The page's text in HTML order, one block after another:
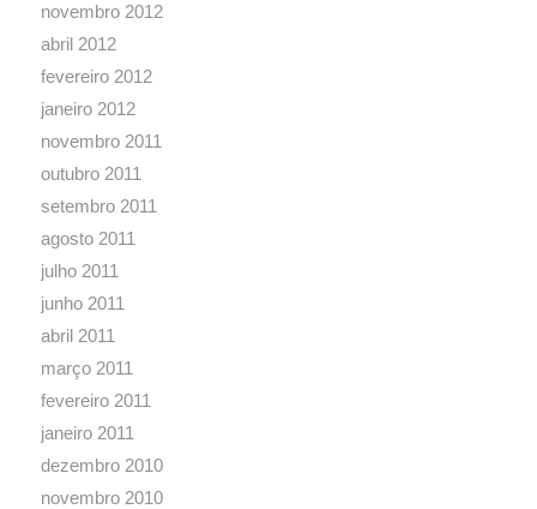
novembro 2012
abril 2012
fevereiro 2012
janeiro 2012
novembro 2011
outubro 2011
setembro 2011
agosto 2011
julho 2011
junho 2011
abril 2011
março 2011
fevereiro 2011
janeiro 2011
dezembro 2010
novembro 2010